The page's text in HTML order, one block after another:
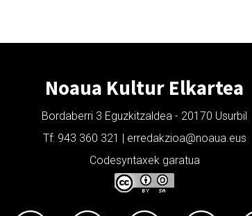
Noaua Kultur Elkartea
Bordaberri 3 Eguzkitzaldea - 20170 Usurbil
Tf: 943 360 321 | erredakzioa@noaua.eus
Codesyntaxek garatua